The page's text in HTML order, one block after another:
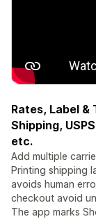
Rates, Label &
Shipping,
etc.
Add multiple
Printing shipping
avoids human
checkout avoid
The app marks